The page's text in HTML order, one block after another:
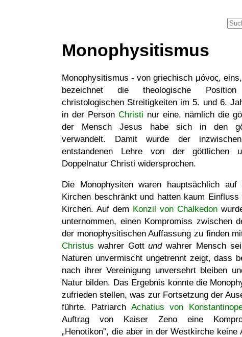
Monophysitismus
Monophysitismus - von griechisch μόνος,
bezeichnet die theologische
christologischen Streitigkeiten im 5. und 6.
in der Person Christi nur eine, nämlich die
der Mensch Jesus habe sich in den
verwandelt. Damit wurde der
entstandenen Lehre von der göttlichen
Doppelnatur Christi widersprochen.
Die Monophysiten waren hauptsächlich auf
Kirchen beschränkt und hatten kaum
Kirchen. Auf dem Konzil von Chalkedon
unternommen, einen Kompromiss zwischen
der monophysitischen Auffassung zu finden
Christus wahrer Gottundwahrer Mensch
Naturen unvermischt ungetrennt zeigt, dass
nach ihrer Vereinigung unversehrt bleiben
Natur bilden. Das Ergebnis konnte die
zufrieden stellen, was zur Fortsetzung der
führte. Patriarch Achatius von
Auftrag von Kaiser Zeno eine
Henotikon , die aber in der Westkirche keine